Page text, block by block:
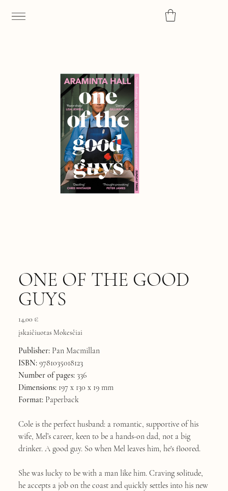
ONE OF THE GOOD
GUYS
14,00 €
įskaičiuotas Mokesčiai
Publisher:Pan Macmillan
ISBN:9781035018123
Number of pages:336
Dimensions:197 x 130 x 19 mm
Format:Paperback
Cole is the perfect husband: a romantic, supportive of his
wife, Mel’s career, keen to be a hands-on dad, not a big
drinker. A good guy. So when Mel leaves him, he's floored.
She was lucky to be with a man like him. Craving solitude,
he accepts a job on the coast and quickly settles into his new